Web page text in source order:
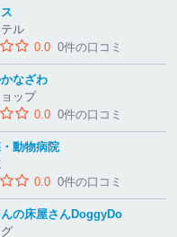
ル
0.0 0件の口コミ
なざわ
ップ
0.0 0件の口コミ
動物病院
0.0 0件の口コミ
の床屋さんDoggyDo